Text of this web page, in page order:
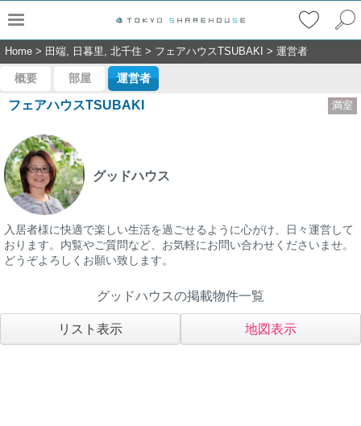
Home > 田端, 日暮里, 北千住 > フェアハウスTSUBAKI > 運営者
概要 部屋 運営者
フェアハウスTSUBAKI 満室
グッドハウス
入居者様に快適で楽しい生活を過ごせるように心がけ、日々運営して
おります。内覧やご質問など、お気軽にお問い合わせくださいませ。
どうぞよろしくお願い致します。
グッドハウスの掲載物件一覧
リスト表示 地図表示